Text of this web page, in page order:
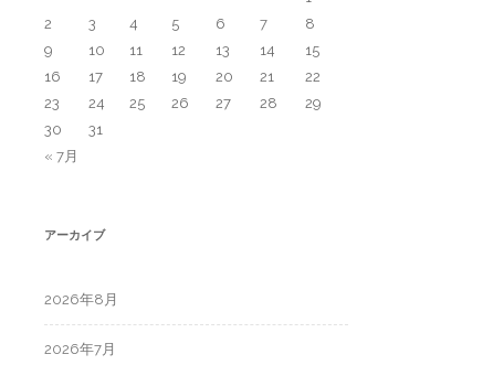
« 7月
2
3 4 5 6 7
8
9
10 11 12 13 14
15
16
17 18 19 20 21
22
23
24 25 26 27 28
29
30
31
アーカイブ
2026年8月
2026年7月